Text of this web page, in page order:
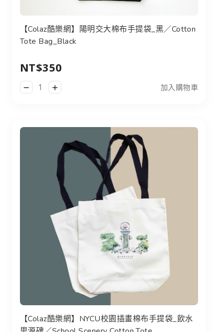
【Colaz酷樂網】陽明交大棉布手提袋_黑／Cotton
Tote Bag_Black
NT$350
加入購物車
【Colaz酷樂網】NYCU校園插畫棉布手提袋_飲水